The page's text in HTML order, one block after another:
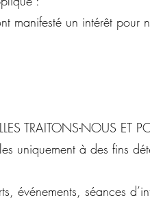
manifesté un intérêt pour
TRAITONS-NOUS ET
uniquement à des fins
événements, séances